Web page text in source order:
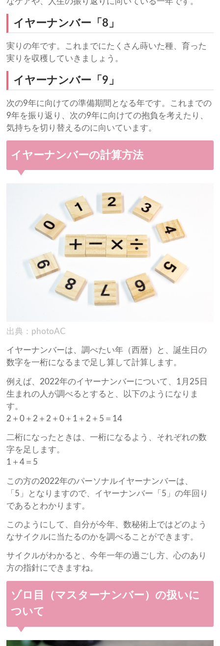
イヤーナンバー「8」
実りの年です。これまでにたくさん蒔いた種、育った
実りを収穫していきましょう。
イヤーナンバー「9」
次の9年に向けての準備期間となる年です。これまでの
9年を振り返り、次の9年に向けての抱負を考えたり、
気持ちを切り替えるのに向いています。
イヤーナンバーの計算方法
出典：photoAC
イヤーナンバーは、調べたい年（西暦）と、誕生日の
数字を一桁になるまで足し算して計算します。
例えば、2022年のイヤーナンバーについて、1月25日
生まれの人が調べるとすると、以下のようになりま
す。
2＋0＋2＋2＋0＋1＋2＋5＝14
二桁になったときは、一桁になるよう、それぞれの数
字を足します。
1＋4＝5
この方の2022年のパーソナルイヤーナンバーは、
「5」となりますので、イヤーナンバー「5」の年回り
であるとわかります。
このようにして、自分が今年、数秘術上ではどのよう
なサイクルに当たるのかを調べることができます。
サイクルがわかると、今年一年の過ごし方、心のあり
方の指針にできますね。
ゾロ目（マスターナンバー）の扱いに
ついて